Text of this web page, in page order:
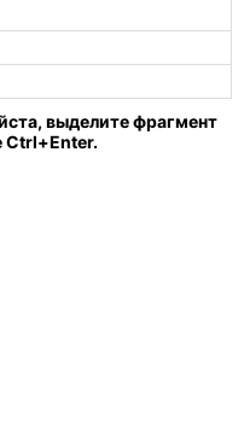
выделите фрагмент
Ctrl+Enter.